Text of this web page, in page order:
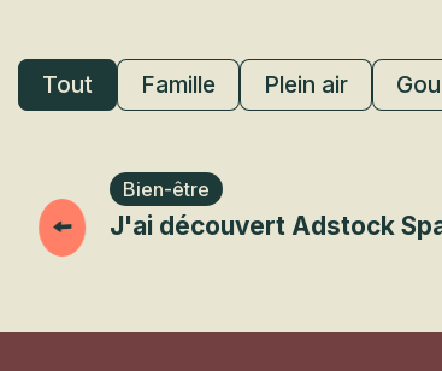
Tout Famille Plein air
Bien-être
J'ai découvert Adstock